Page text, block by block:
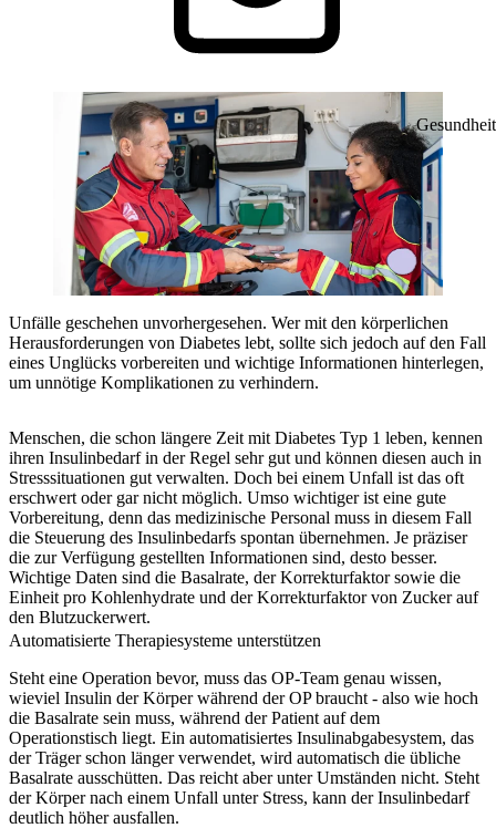
Gesundheit
Unfälle geschehen unvorhergesehen. Wer mit den körperlichen
Herausforderungen von Diabetes lebt, sollte sich jedoch auf den Fall
eines Unglücks vorbereiten und wichtige Informationen hinterlegen,
um unnötige Komplikationen zu verhindern.
Menschen, die schon längere Zeit mit Diabetes Typ 1 leben, kennen
ihren Insulinbedarf in der Regel sehr gut und können diesen auch in
Stresssituationen gut verwalten. Doch bei einem Unfall ist das oft
erschwert oder gar nicht möglich. Umso wichtiger ist eine gute
Vorbereitung, denn das medizinische Personal muss in diesem Fall
die Steuerung des Insulinbedarfs spontan übernehmen. Je präziser
die zur Verfügung gestellten Informationen sind, desto besser.
Wichtige Daten sind die Basalrate, der Korrekturfaktor sowie die
Einheit pro Kohlenhydrate und der Korrekturfaktor von Zucker auf
den Blutzuckerwert.
Automatisierte Therapiesysteme unterstützen
Steht eine Operation bevor, muss das OP-Team genau wissen,
wieviel Insulin der Körper während der OP braucht - also wie hoch
die Basalrate sein muss, während der Patient auf dem
Operationstisch liegt. Ein automatisiertes Insulinabgabesystem, das
der Träger schon länger verwendet, wird automatisch die übliche
Basalrate ausschütten. Das reicht aber unter Umständen nicht. Steht
der Körper nach einem Unfall unter Stress, kann der Insulinbedarf
deutlich höher ausfallen.